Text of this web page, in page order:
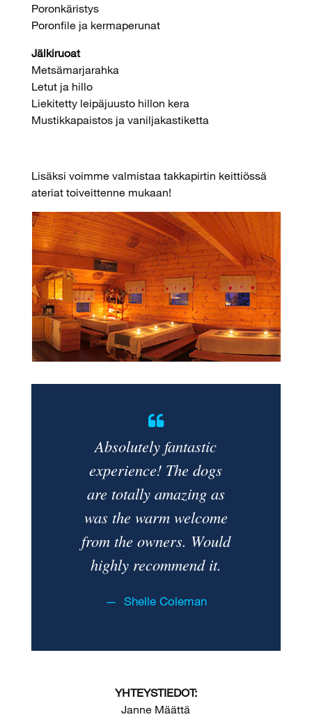
Poronkäristys
Poronfile ja kermaperunat
Jälkiruoat
Metsämarjarahka
Letut ja hillo
Liekitetty leipäjuusto hillon kera
Mustikkapaistos ja vaniljakastiketta
Lisäksi voimme valmistaa takkapirtin keittiössä
ateriat toiveittenne mukaan!
Absolutely fantastic
experience! The dogs
are totally amazing as
was the warm welcome
from the owners. Would
highly recommend it.
Shelle Coleman
YHTEYSTIEDOT:
Janne Määttä